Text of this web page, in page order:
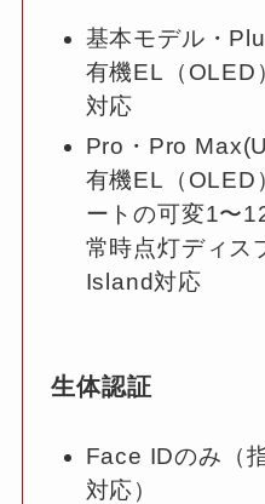
基本モデル・
有機EL（
対応
Pro・Pro
有機EL（OLED
ートの可変1〜
常時点灯ディス
Island対応
生体認証
Face IDのみ（
対応）